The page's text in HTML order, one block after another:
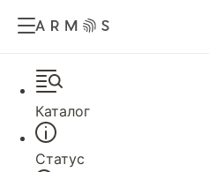
Каталог
Статус